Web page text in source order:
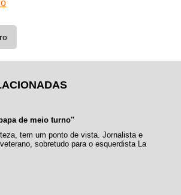
de meio turno''
tem um ponto de vista. Jornalista e
sobretudo para o esquerdista La